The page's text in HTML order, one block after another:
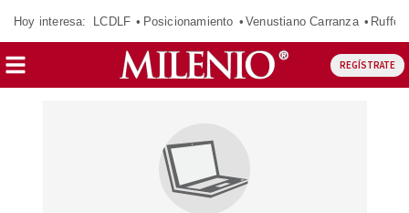
Hoy interesa: LCDLF Posicionamiento Venustiano Carranza Ruffo
REGÍSTRATE